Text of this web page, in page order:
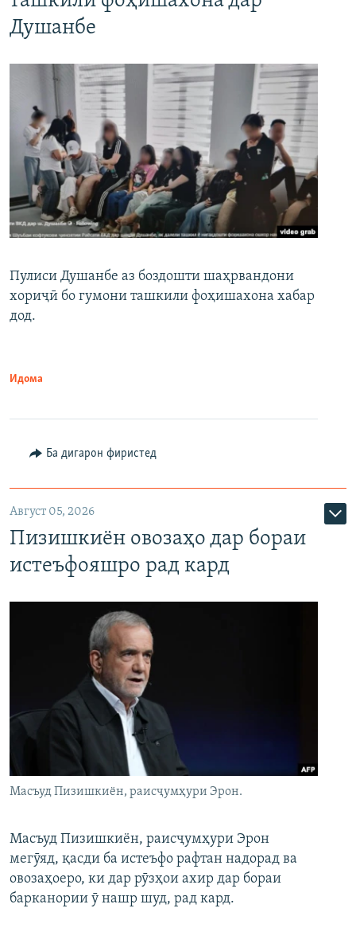
Душанбе
Пулиси Душанбе аз боздошти шаҳрвандони
хориҷӣ бо гумони ташкили фоҳишахона хабар
дод.
Идома
Ба дигарон фиристед
Август 05, 2026
Пизишкиён овозаҳо дар бораи
истеъфояшро рад кард
Масъуд Пизишкиён, раисҷумҳури Эрон.
Масъуд Пизишкиён, раисҷумҳури Эрон
мегӯяд, қасди ба истеъфо рафтан надорад ва
овозаҳоеро, ки дар рӯзҳои ахир дар бораи
барканории ӯ нашр шуд, рад кард.